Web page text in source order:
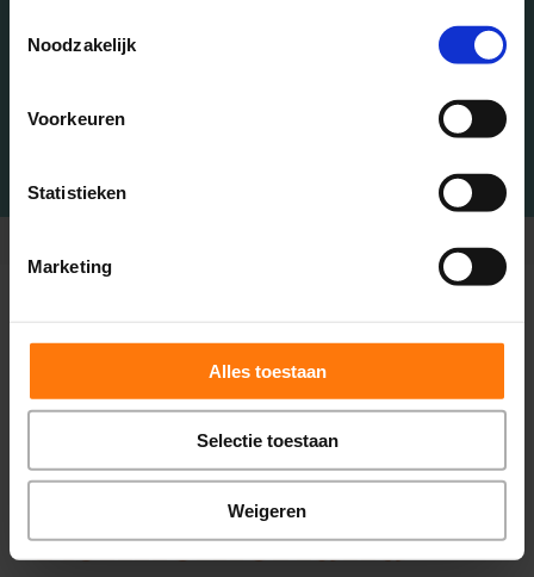
Noodzakelijk
Voorkeuren
Statistieken
Marketing
Alles toestaan
Selectie toestaan
Weigeren
uit het veld geslagen. Na een aantal tests bleek dat
ik helemaal uit balans was en jullie konden dat
weer door met energie! - Jan, deelnemer 5-daagse
Chiropractie bij
Chiropractie
Praktijk
Kennemerland